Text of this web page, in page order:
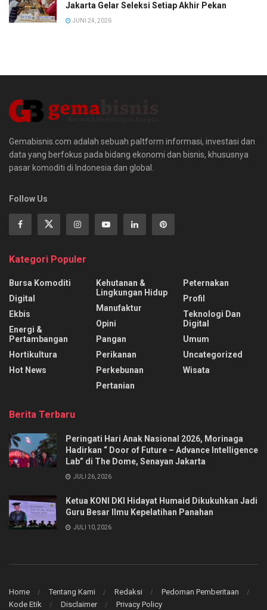
Jakarta Gelar Seleksi Setiap Akhir Pekan
JUNI 24, 2026
Gemabisnis.com adalah sebuah paltform informasi, investasi dan
data yang berfokus pada bidang ekonomi dan bisnis, khususnya
pasar komoditi di Indonesia dan global.
Follow Us
Kategori Populer
Bursa Komoditi
Digital
Ekbis
Energi &
Pertambangan
Hortikultura
Hot News
Kehutanan &
Lingkungan Hidup
Manufaktur
Opini
Pangan
Perikanan
Perkebunan
Pertanian
Peternakan
Profil
Teknologi Dan
Digital
Umum
Uncategorized
Wisata
Berita Terbaru
Peringati Hari Anak Nasional 2026, Morinaga
Hadirkan “ Door of Future – Advance Intelligence
Lab” di The Dome, Senayan Jakarta
JULI 26, 2026
Ketua KONI DKI Hidayat Humaid Dikukuhkan Jadi
Guru Besar Ilmu Kepelatihan Panahan
JULI 10, 2026
Home Tentang Kami Redaksi
Pedoman Pemberitaan
Kode Etik
Disclaimer Privacy Policy